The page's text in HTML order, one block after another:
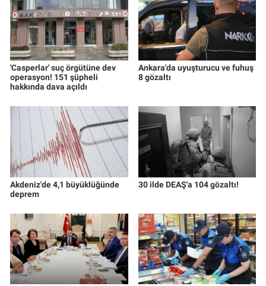
'Casperlar' suç örgütüne dev
operasyon! 151 şüpheli
hakkında dava açıldı
Ankara'da uyuşturucu ve fuhuş
8 gözaltı
Akdeniz'de 4,1 büyüklüğünde
deprem
30 ilde DEAŞ'a 104 gözaltı!